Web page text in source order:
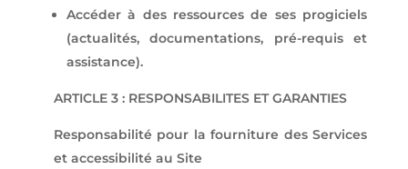
Accéder à des ressources de ses progiciels
(actualités, documentations, pré-requis et
assistance).
ARTICLE 3 : RESPONSABILITES ET GARANTIES
Responsabilité pour la fourniture des Services
et accessibilité au Site